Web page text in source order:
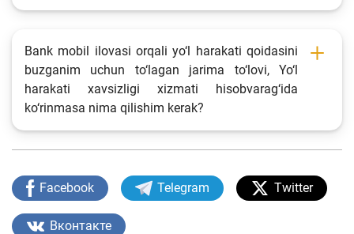
Bank mobil ilovasi orqali yo‘l harakati qoidasini
buzganim uchun to‘lagan jarima to‘lovi, Yo‘l
harakati xavsizligi xizmati hisobvarag‘ida
ko‘rinmasa nima qilishim kerak?
Facebook Telegram Twitter
Вконтакте